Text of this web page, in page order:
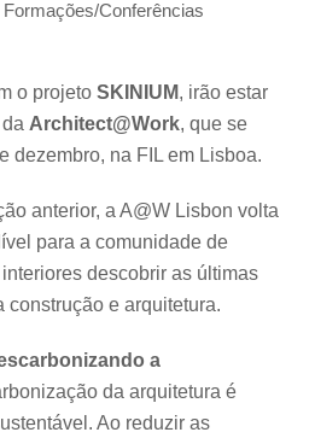
Formações/Conferências
o projetoSKINIUM, irão estar
Architect@Work, que se
dezembro, na FIL em Lisboa.
anterior, a A@W Lisbon volta
para a comunidade de
descobrir as últimas
construção e arquitetura.
a
da arquitetura é
Ao reduzir as